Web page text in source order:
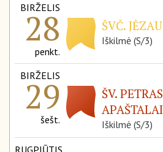
BIRŽELIS
28
penkt.
ŠVČ.
Iškilmė (S/3)
BIRŽELIS
29
šešt.
ŠV.
APAŠTALAI
Iškilmė (S/3)